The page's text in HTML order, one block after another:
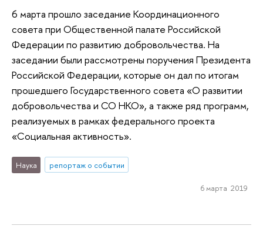
6 марта прошло заседание Координационного
совета при Общественной палате Российской
Федерации по развитию добровольчества. На
заседании были рассмотрены поручения Президента
Российской Федерации, которые он дал по итогам
прошедшего Государственного совета «О развитии
добровольчества и СО НКО», а также ряд программ,
реализуемых в рамках федерального проекта
«Социальная активность».
Наука репортаж о событии
6 марта 2019